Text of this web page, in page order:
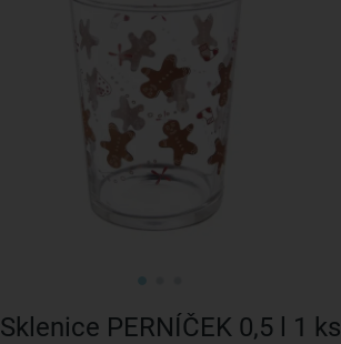
Sklenice PERNÍČEK 0,5 l 1 ks